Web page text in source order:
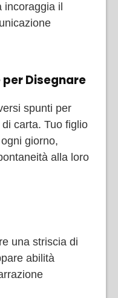
il
Disegnare
spunti per
carta. Tuo figlio
giorno,
alla loro
una striscia di
abilità